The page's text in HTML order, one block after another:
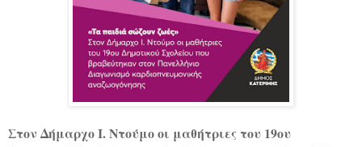
Στον Δήμαρχο Ι. Ντούμο οι μαθήτριες του 19ου